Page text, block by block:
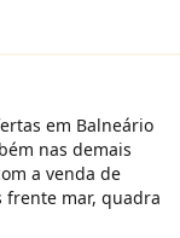
em Balneário
nas demais
a venda de
frente mar, quadra